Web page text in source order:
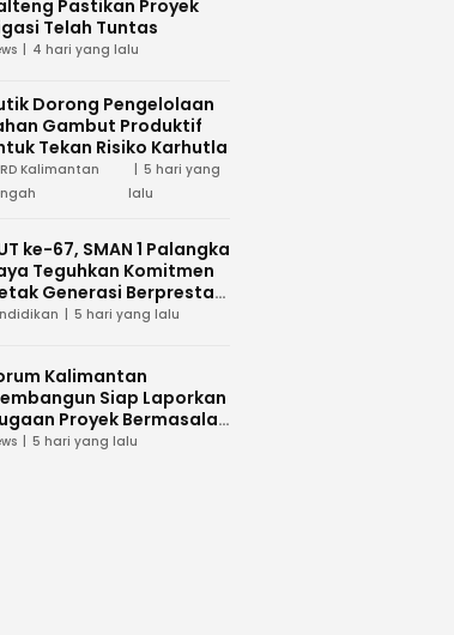
Pastikan Proyek
Telah Tuntas
4 hari yang lalu
Dorong Pengelolaan
Gambut Produktif
Tekan Risiko Karhutla
Kalimantan
5 hari yang
lalu
ke-67, SMAN 1 Palangka
Teguhkan Komitmen
Generasi Berprestasi
Peduli Lingkunga
5 hari yang lalu
Kalimantan
Siap Laporkan
Proyek Bermasalah
Kalteng
5 hari yang lalu